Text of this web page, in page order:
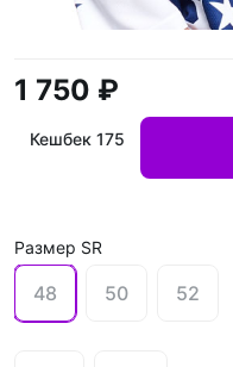
1 750 ₽
Кешбек 175
Размер SR
48 50 52